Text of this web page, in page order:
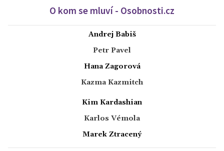
O kom se mluví - Osobnosti.cz
Andrej Babiš
Petr Pavel
Hana Zagorová
Kazma Kazmitch
Kim Kardashian
Karlos Vémola
Marek Ztracený